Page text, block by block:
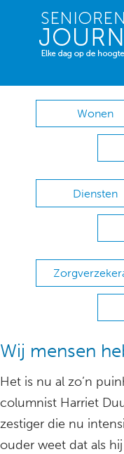
Wonen
Diensten
Wij mensen
Het is nu al zo’n
columnist Harriet
zestiger die nu
ouder weet dat als